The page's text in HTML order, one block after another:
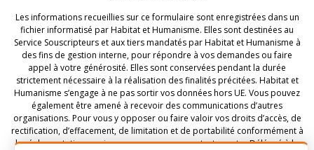
Les informations recueillies sur ce formulaire sont enregistrées dans un
fichier informatisé par Habitat et Humanisme. Elles sont destinées au
Service Souscripteurs et aux tiers mandatés par Habitat et Humanisme à
des fins de gestion interne, pour répondre à vos demandes ou faire
appel à votre générosité. Elles sont conservées pendant la durée
strictement nécessaire à la réalisation des finalités précitées. Habitat et
Humanisme s’engage à ne pas sortir vos données hors UE. Vous pouvez
également être amené à recevoir des communications d’autres
organisations. Pour vous y opposer ou faire valoir vos droits d’accès, de
rectification, d’effacement, de limitation et de portabilité conformément à
la réglementation en vigueur, vous pouvez contacter notre Délégué à la